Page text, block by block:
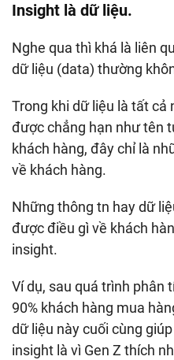
Insight là dữ liệu.
Nghe qua thì khá là liên
dữ liệu (data) thường
Trong khi dữ liệu là tất cả
được chẳng hạn như tên
khách hàng, đây chỉ là
về khách hàng.
Những thông tn hay dữ
được điều gì về khách
insight.
Ví dụ, sau quá trình phân
90% khách hàng mua
dữ liệu này cuối cùng
insight là vì Gen Z thích